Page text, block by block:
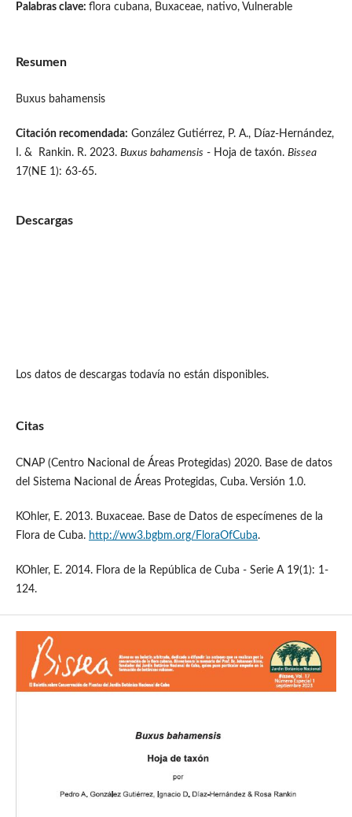
Palabras clave: flora cubana, Buxaceae, nativo, Vulnerable
Resumen
Buxus bahamensis
Citación recomendada: González Gutiérrez, P. A., Díaz-Hernández,
I. & Rankin. R. 2023. Buxus bahamensis - Hoja de taxón. Bissea
17(NE 1): 63-65.
Descargas
Los datos de descargas todavía no están disponibles.
Citas
CNAP (Centro Nacional de Áreas Protegidas) 2020. Base de datos
del Sistema Nacional de Áreas Protegidas, Cuba. Versión 1.0.
KOhler, E. 2013. Buxaceae. Base de Datos de especímenes de la
Flora de Cuba. http://ww3.bgbm.org/FloraOfCuba.
KOhler, E. 2014. Flora de la República de Cuba - Serie A 19(1): 1-
124.